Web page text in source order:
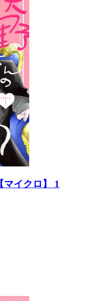
マイクロ】 1